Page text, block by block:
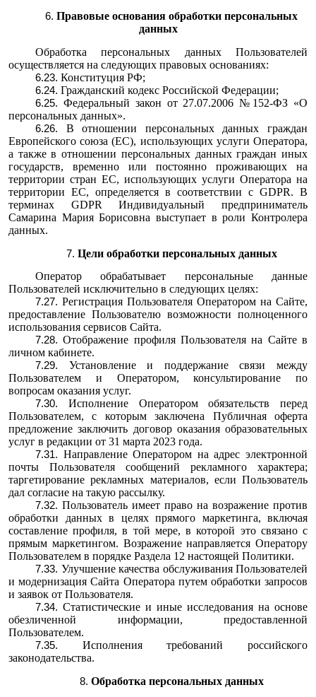
Правовые основания обработки персональных
данных
Обработка персональных данных Пользователей
осуществляется на следующих правовых основаниях:
Конституция РФ;
Гражданский кодекс Российской Федерации;
Федеральный закон от 27.07.2006 №152-ФЗ «О
персональных данных».
В отношении персональных данных граждан
Европейского союза (ЕС), использующих услуги Оператора,
а также в отношении персональных данных граждан иных
государств, временно или постоянно проживающих на
территории стран ЕС, использующих услуги Оператора на
территории ЕС, определяется в соответствии с GDPR. В
терминах GDPR Индивидуальный предприниматель
Самарина Мария Борисовна выступает в роли Контролера
данных.
Цели обработки персональных данных
Оператор обрабатывает персональные данные
Пользователей исключительно в следующих целях:
Регистрация Пользователя Оператором на Сайте,
предоставление Пользователю возможности полноценного
использования сервисов Сайта.
Отображение профиля Пользователя на Сайте в
личном кабинете.
Установление и поддержание связи между
Пользователем и Оператором, консультирование по
вопросам оказания услуг.
Исполнение Оператором обязательств перед
Пользователем, с которым заключена Публичная оферта
предложение заключить договор оказания образовательных
услуг в редакции от 31 марта 2023 года.
Направление Оператором на адрес электронной
почты Пользователя сообщений рекламного характера;
таргетирование рекламных материалов, если Пользователь
дал согласие на такую рассылку.
Пользователь имеет право на возражение против
обработки данных в целях прямого маркетинга, включая
составление профиля, в той мере, в которой это связано с
прямым маркетингом. Возражение направляется Оператору
Пользователем в порядке Раздела 12 настоящей Политики.
Улучшение качества обслуживания Пользователей
и модернизация Сайта Оператора путем обработки запросов
и заявок от Пользователя.
Статистические и иные исследования на основе
обезличенной информации, предоставленной
Пользователем.
Исполнения требований российского
законодательства.
Обработка персональных данных